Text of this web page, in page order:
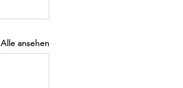
Alle ansehen